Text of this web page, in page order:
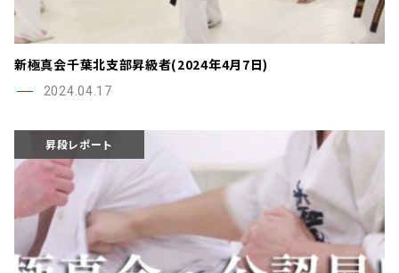
新極真会千葉北支部昇級者(2024年4月7日)
2024.04.17
昇段レポート